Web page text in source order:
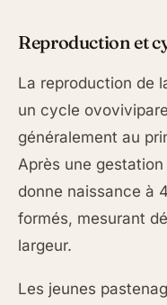
Reproduction et
La reproduction de
un cycle
généralement au
Après une
donne naissance à
formés, mesurant
largeur.
Les jeunes